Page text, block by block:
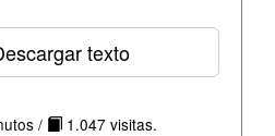
texto
/
1.047 visitas.